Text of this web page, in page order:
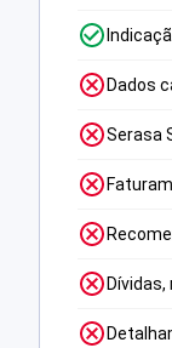
Dados
Serasa